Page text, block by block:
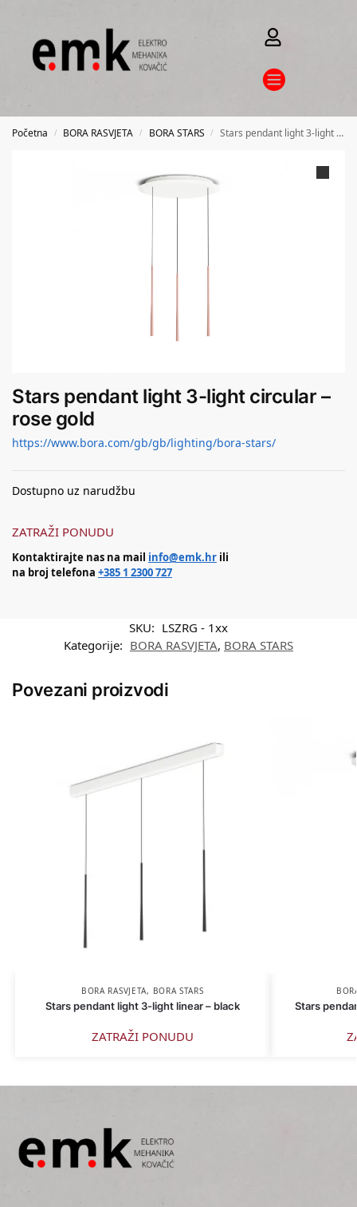
Početna / BORA RASVJETA / BORA STARS / Stars pendant light 3-light circular – rose gold
Stars pendant light 3-light circular –
rose gold
https://www.bora.com/gb/gb/lighting/bora-stars/
Dostupno uz narudžbu
ZATRAŽI PONUDU
Kontaktirajte nas na mail info@emk.hr ili
na broj telefona +385 1 2300 727
SKU: LSZRG - 1xx
Kategorije: BORA RASVJETA, BORA STARS
Povezani proizvodi
BORA RASVJETA, BORA STARS
Stars pendant light 3-light linear – black
ZATRAŽI PONUDU
Stars